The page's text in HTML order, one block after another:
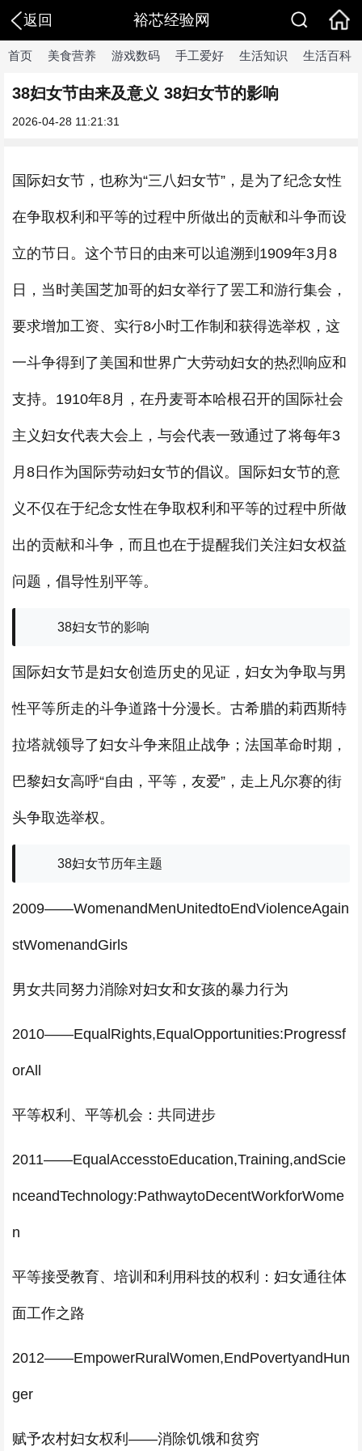
返回 裕芯经验网
首页 美食营养 游戏数码 手工爱好 生活知识 生活百科
38妇女节由来及意义 38妇女节的影响
2026-04-28 11:21:31
国际妇女节，也称为“三八妇女节”，是为了纪念女性
在争取权利和平等的过程中所做出的贡献和斗争而设
立的节日。这个节日的由来可以追溯到1909年3月8
日，当时美国芝加哥的妇女举行了罢工和游行集会，
要求增加工资、实行8小时工作制和获得选举权，这
一斗争得到了美国和世界广大劳动妇女的热烈响应和
支持。1910年8月，在丹麦哥本哈根召开的国际社会
主义妇女代表大会上，与会代表一致通过了将每年3
月8日作为国际劳动妇女节的倡议。国际妇女节的意
义不仅在于纪念女性在争取权利和平等的过程中所做
出的贡献和斗争，而且也在于提醒我们关注妇女权益
问题，倡导性别平等。
38妇女节的影响
国际妇女节是妇女创造历史的见证，妇女为争取与男
性平等所走的斗争道路十分漫长。古希腊的莉西斯特
拉塔就领导了妇女斗争来阻止战争；法国革命时期，
巴黎妇女高呼“自由，平等，友爱”，走上凡尔赛的街
头争取选举权。
38妇女节历年主题
2009——WomenandMenUnitedtoEndViolenceAgain
stWomenandGirls
男女共同努力消除对妇女和女孩的暴力行为
2010——EqualRights,EqualOpportunities:Progressf
orAll
平等权利、平等机会：共同进步
2011——EqualAccesstoEducation,Training,andScie
nceandTechnology:PathwaytoDecentWorkforWome
n
平等接受教育、培训和利用科技的权利：妇女通往体
面工作之路
2012——EmpowerRuralWomen,EndPovertyandHun
ger
赋予农村妇女权利——消除饥饿和贫穷